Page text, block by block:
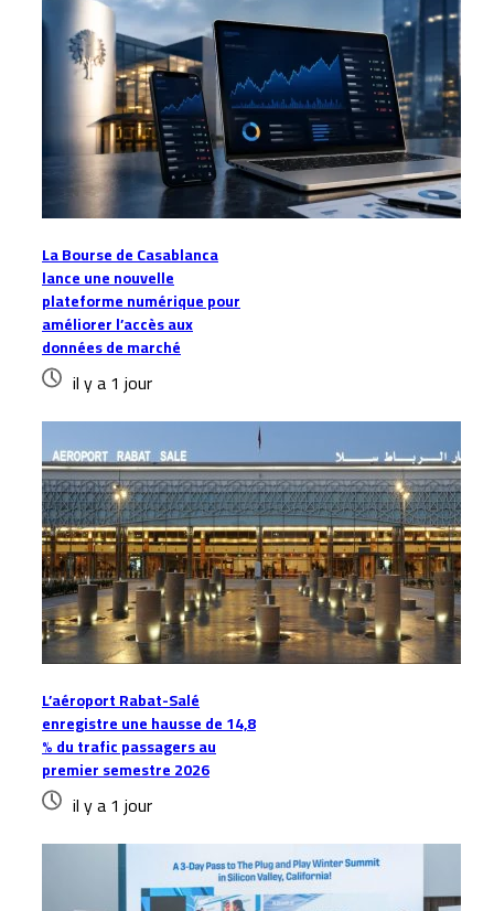
La Bourse de Casablanca
lance une nouvelle
plateforme numérique pour
améliorer l’accès aux
données de marché
il y a 1 jour
L’aéroport Rabat-Salé
enregistre une hausse de 14,8
% du trafic passagers au
premier semestre 2026
il y a 1 jour